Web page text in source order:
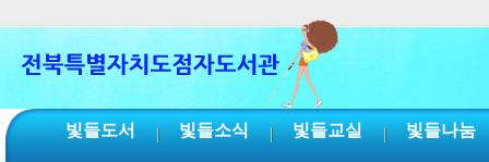
빛들도서 빛들소식 빛들교실 빛들나눔